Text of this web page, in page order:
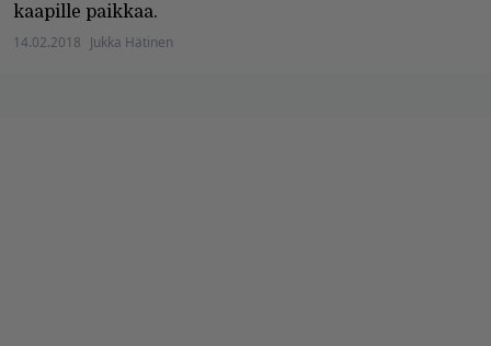
kaapille paikkaa.
14.02.2018 Jukka Hätinen